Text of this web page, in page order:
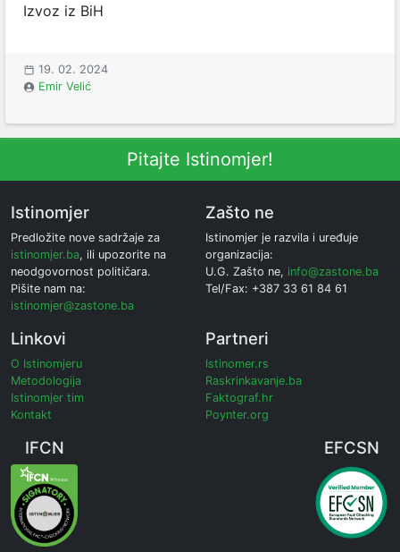
Izvoz iz BiH
19. 02. 2024
Emir Velić
Pitajte Istinomjer!
Istinomjer
Predložite nove sadržaje za
istinomjer.ba, ili upozorite na
neodgovornost političara.
Pišite nam na:
istinomjer@zastone.ba
Zašto ne
Istinomjer je razvila i uređuje
organizacija:
U.G. Zašto ne, info@zastone.ba
Tel/Fax: +387 33 61 84 61
Linkovi
O Istinomjeru
Metodologija
Istinomjer tim
Kontakt
Partneri
Istinomer.rs
Raskrinkavanje.ba
Faktograf.hr
Poynter.org
IFCN EFCSN